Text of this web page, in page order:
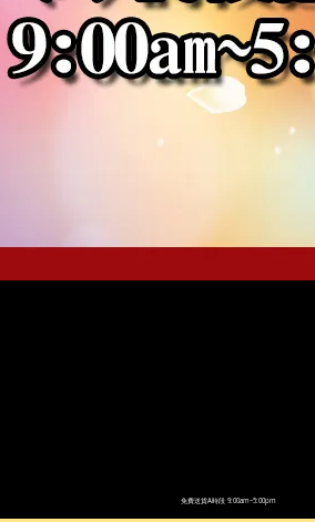
免費送貨A時段 9:00am~5:00pm